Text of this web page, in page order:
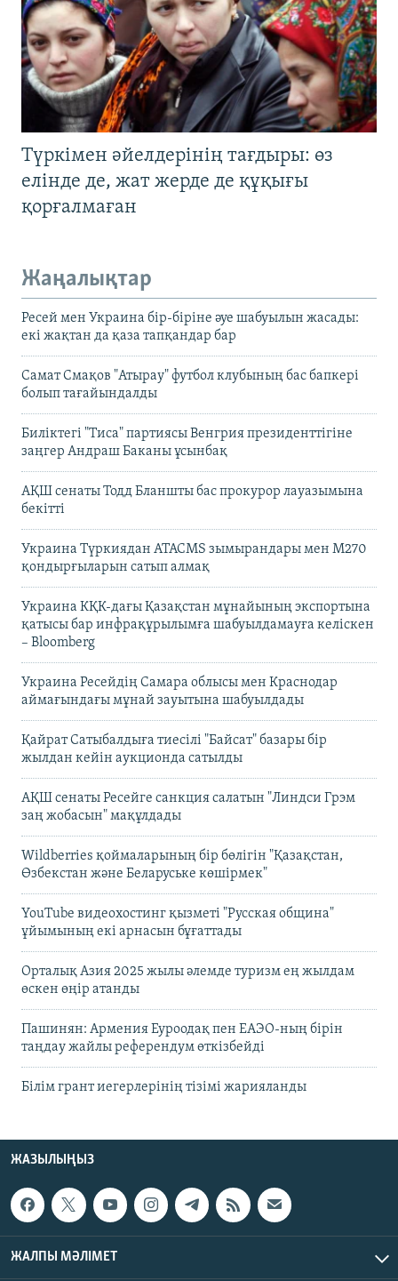
Түркімен әйелдерінің тағдыры: өз
елінде де, жат жерде де құқығы
қорғалмаған
Жаңалықтар
Ресей мен Украина бір-біріне әуе шабуылын жасады:
екі жақтан да қаза тапқандар бар
Самат Смақов "Атырау" футбол клубының бас бапкері
болып тағайындалды
Биліктегі "Тиса" партиясы Венгрия президенттігіне
заңгер Андраш Баканы ұсынбақ
АҚШ сенаты Тодд Бланшты бас прокурор лауазымына
бекітті
Украина Түркиядан ATACMS зымырандары мен M270
қондырғыларын сатып алмақ
Украина КҚК-дағы Қазақстан мұнайының экспортына
қатысы бар инфрақұрылымға шабуылдамауға келіскен
– Bloomberg
Украина Ресейдің Самара облысы мен Краснодар
аймағындағы мұнай зауытына шабуылдады
Қайрат Сатыбалдыға тиесілі "Байсат" базары бір
жылдан кейін аукционда сатылды
АҚШ сенаты Ресейге санкция салатын "Линдси Грэм
заң жобасын" мақұлдады
Wildberries қоймаларының бір бөлігін "Қазақстан,
Өзбекстан және Беларуське көшірмек"
YouTube видеохостинг қызметі "Русская община"
ұйымының екі арнасын бұғаттады
Орталық Азия 2025 жылы әлемде туризм ең жылдам
өскен өңір атанды
Пашинян: Армения Еуроодақ пен ЕАЭО-ның бірін
таңдау жайлы референдум өткізбейді
Білім грант иегерлерінің тізімі жарияланды
ЖАЗЫЛЫҢЫЗ
ЖАЛПЫ МӘЛІМЕТ